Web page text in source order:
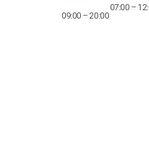
09:00 – 20:00
07:00 –